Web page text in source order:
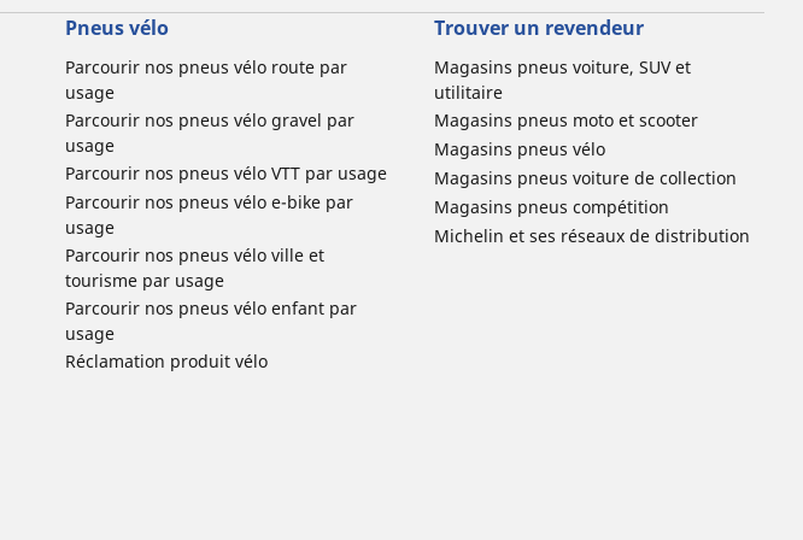
Pneus vélo
Parcourir nos pneus vélo route par
usage
Parcourir nos pneus vélo gravel par
usage
Parcourir nos pneus vélo VTT par usage
Parcourir nos pneus vélo e-bike par
usage
Parcourir nos pneus vélo ville et
tourisme par usage
Parcourir nos pneus vélo enfant par
usage
Réclamation produit vélo
Trouver un revendeur
Magasins pneus voiture, SUV et
utilitaire
Magasins pneus moto et scooter
Magasins pneus vélo
Magasins pneus voiture de collection
Magasins pneus compétition
Michelin et ses réseaux de distribution